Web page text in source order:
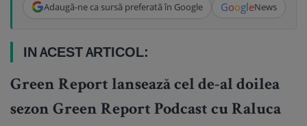
Adaugă-ne ca sursă preferată în Google GoogleNews
IN ACEST ARTICOL:
Green Report lansează cel de-al doilea
sezon Green Report Podcast cu Raluca